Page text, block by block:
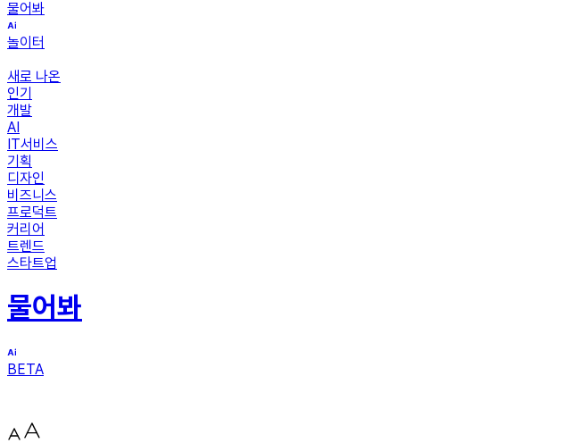
물어봐
놀이터
새로 나온
인기
개발
AI
IT서비스
기획
디자인
비즈니스
프로덕트
커리어
트렌드
스타트업
물어봐
BETA